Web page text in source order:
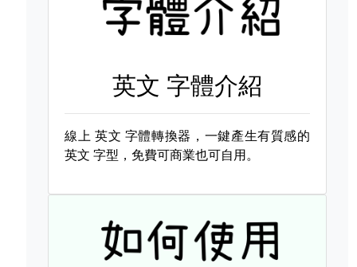
英文 字體介紹
線上 英文 字體轉換器，一鍵產生有質感的
英文 字型，免費可商業也可自用。